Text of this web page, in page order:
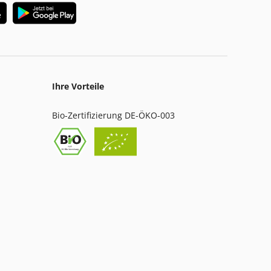
Ihre Vorteile
Bio-Zertifizierung DE-ÖKO-003